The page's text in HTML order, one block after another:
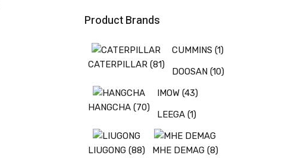
Product Brands
CATERPILLAR (81)
CUMMINS (1)
DOOSAN (10)
HANGCHA (70)
IMOW (43)
LEEGA (1)
LIUGONG (88) MHE DEMAG (8)